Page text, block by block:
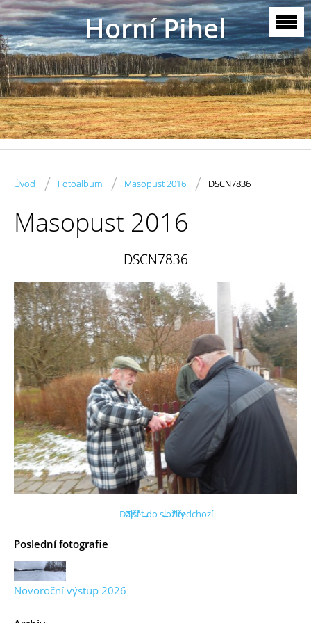
Horní Pihel
Úvod / Fotoalbum / Masopust 2016 / DSCN7836
Masopust 2016
DSCN7836
← Předchozí
Další →
Zpět do složky
Poslední fotografie
Novoroční výstup 2026